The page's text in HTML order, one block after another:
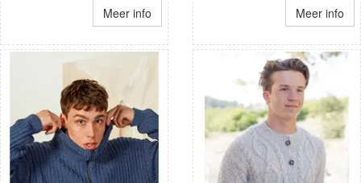
Meer info Meer info